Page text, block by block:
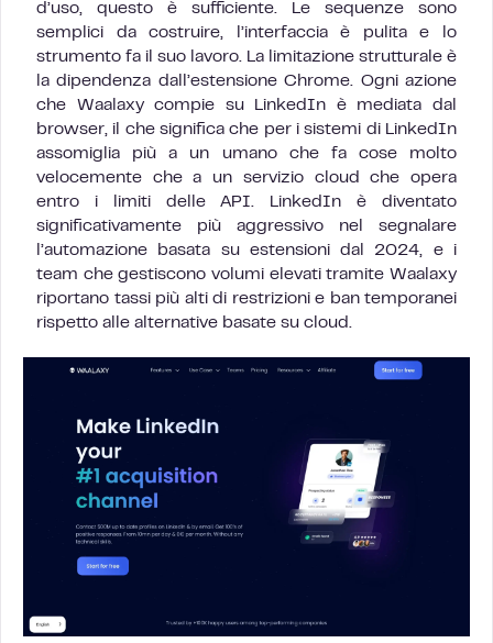
d’uso, questo è sufficiente. Le sequenze sono
semplici da costruire, l’interfaccia è pulita e lo
strumento fa il suo lavoro. La limitazione strutturale è
la dipendenza dall’estensione Chrome. Ogni azione
che Waalaxy compie su LinkedIn è mediata dal
browser, il che significa che per i sistemi di LinkedIn
assomiglia più a un umano che fa cose molto
velocemente che a un servizio cloud che opera
entro i limiti delle API. LinkedIn è diventato
significativamente più aggressivo nel segnalare
l’automazione basata su estensioni dal 2024, e i
team che gestiscono volumi elevati tramite Waalaxy
riportano tassi più alti di restrizioni e ban temporanei
rispetto alle alternative basate su cloud.